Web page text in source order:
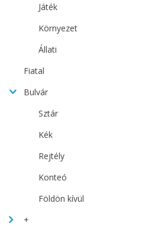
Játék
Környezet
Állati
Fiatal
Bulvár
Sztár
Kék
Rejtély
Konteó
Földön kívül
+